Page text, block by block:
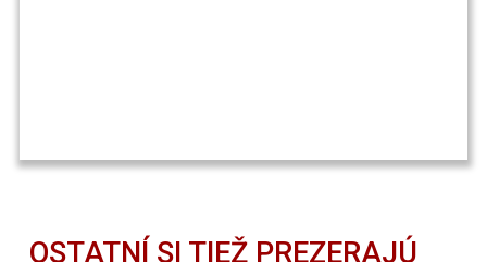
OSTATNÍ SI TIEŽ PREZERAJÚ